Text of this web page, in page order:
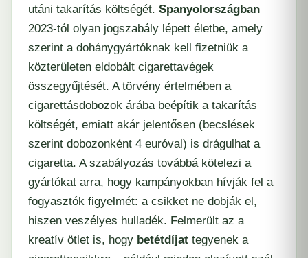
utáni takarítás költségét. Spanyolországban
2023-tól olyan jogszabály lépett életbe, amely
szerint a dohánygyártóknak kell fizetniük a
közterületen eldobált cigarettavégek
összegyűjtését. A törvény értelmében a
cigarettásdobozok árába beépítik a takarítás
költségét, emiatt akár jelentősen (becslések
szerint dobozonként 4 euróval) is drágulhat a
cigaretta. A szabályozás továbbá kötelezi a
gyártókat arra, hogy kampányokban hívják fel a
fogyasztók figyelmét: a csikket ne dobják el,
hiszen veszélyes hulladék. Felmerült az a
kreatív ötlet is, hogy betétdíjat tegyenek a